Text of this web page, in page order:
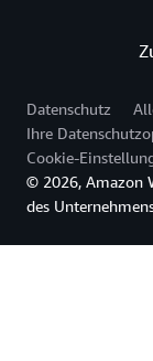
Datenschutz
Ihre
Cookie-
© 2026, Amazon
des